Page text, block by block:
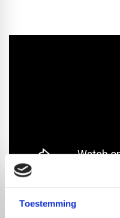
Toestemming